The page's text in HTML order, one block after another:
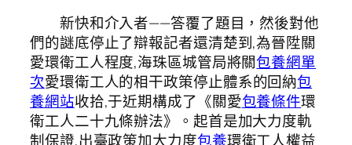
新快和介入者——答覆了題目，然後對他
們的謎底停止了辯報記者還清楚到,為晉陞關
愛環衛工人程度,海珠區城管局將關包養網單
次愛環衛工人的相干政策停止體系的回納包
養網站收拾,于近期構成了《關愛包養條件環
衛工人二十九條辦法》。起首是加大力度軌
制保證,出臺政策加大力度包養環衛工人權益